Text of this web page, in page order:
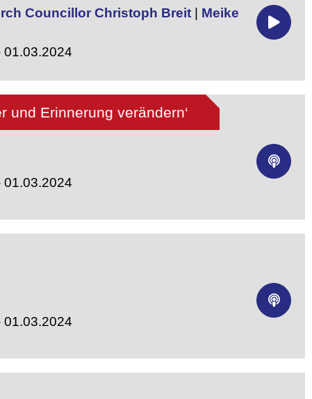
Councillor Christoph Breit | Meike
01.03.2024
und Erinnerung verändern‘
01.03.2024
01.03.2024